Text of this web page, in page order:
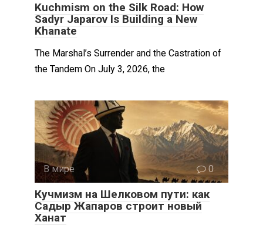
Kuchmism on the Silk Road: How
Sadyr Japarov Is Building a New
Khanate
The Marshal’s Surrender and the Castration of
the Tandem On July 3, 2026, the
В мире 0
Кучмизм на Шелковом пути: как
Садыр Жапаров строит новый
Ханат